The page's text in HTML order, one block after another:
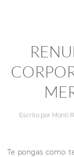
Escrito por Monti
Te pongas como